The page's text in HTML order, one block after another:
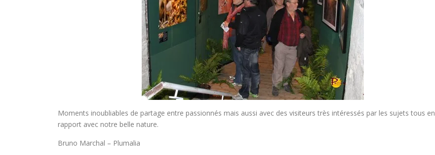
Moments inoubliables de partage entre passionnés mais aussi avec des visiteurs très intéressés par les sujets tous en
rapport avec notre belle nature.
Bruno Marchal – Plumalia